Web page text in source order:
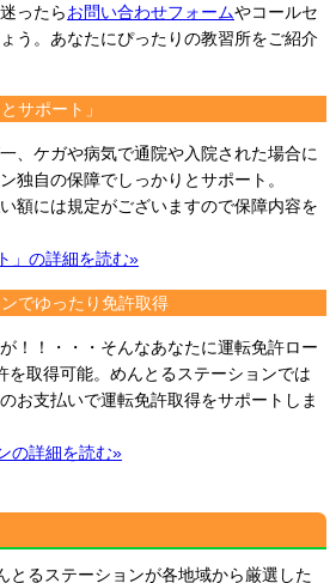
ったらお問い合わせフォームやコールセ
う。あなたにぴったりの教習所をご紹介
サポート」
、ケガや病気で通院や入院された場合に
独自の保障でしっかりとサポート。
額には規定がございますので保障内容を
」の詳細を読む»
でゆったり免許取得
！！・・・そんなあなたに運転免許ロー
を取得可能。めんとるステーションでは
お支払いで運転免許取得をサポートしま
の詳細を読む»
とるステーションが各地域から厳選した